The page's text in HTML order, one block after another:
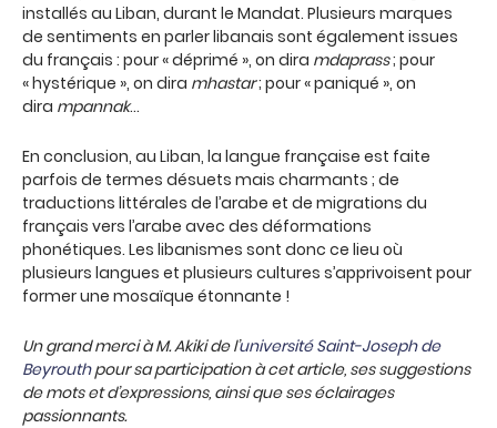
installés au Liban, durant le Mandat. Plusieurs marques
de sentiments en parler libanais sont également issues
du français : pour « déprimé », on dira mdaprass; pour
« hystérique », on dira mhastar; pour « paniqué », on
dira mpannak…
En conclusion, au Liban, la langue française est faite
parfois de termes désuets mais charmants ; de
traductions littérales de l’arabe et de migrations du
français vers l’arabe avec des déformations
phonétiques. Les libanismes sont donc ce lieu où
plusieurs langues et plusieurs cultures s’apprivoisent pour
former une mosaïque étonnante !
Un grand merci à M. Akiki de l’université Saint-Joseph de
Beyrouthpour sa participation à cet article, ses suggestions
de mots et d’expressions, ainsi que ses éclairages
passionnants.